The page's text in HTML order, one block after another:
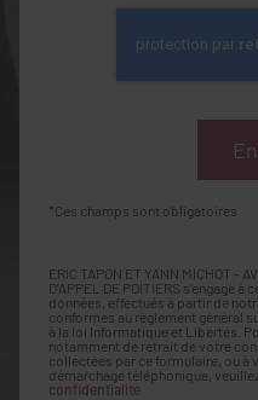
*Ces champs sont obligatoires
ERIC TAPON ET YANN MICHOT -
D'APPEL DE POITIERS s'engage
données, effectués à partir de
conformes au règlement général
à la loi Informatique et Libertés.
notamment de retrait de votre
collectées par ce formulaire, ou à
démarchage téléphonique,
confidentialité